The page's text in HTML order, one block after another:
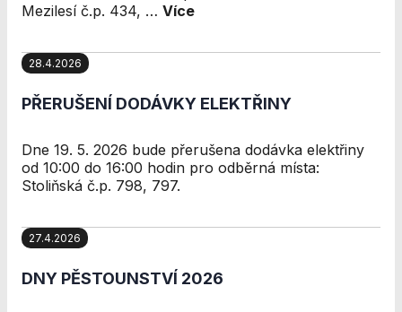
Mezilesí č.p. 434, … Více
28.4.2026
PŘERUŠENÍ DODÁVKY ELEKTŘINY
Dne 19. 5. 2026 bude přerušena dodávka elektřiny
od 10:00 do 16:00 hodin pro odběrná místa:
Stoliňská č.p. 798, 797.
27.4.2026
DNY PĚSTOUNSTVÍ 2026